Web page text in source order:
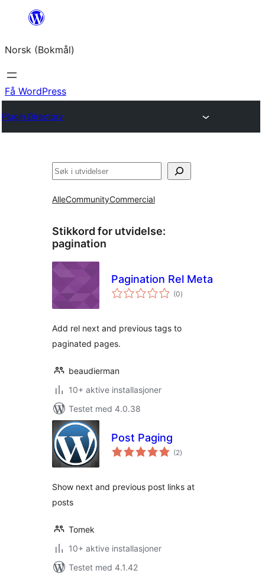
Hopp
innhold
Norsk (Bokmål)
Få WordPress
Plugin Directory
Søk
AlleCommunityCommercial
Stikkord for utvidelse:
pagination
Pagination Rel Meta
(0totale
vurderinger
)
Add rel next and previous tags to
paginated pages.
beaudierman
10+ aktive installasjoner
Testet med 4.0.38
Post Paging
(2totale
vurderinger
)
Show next and previous post links at
posts
Tomek
10+ aktive installasjoner
Testet med 4.1.42